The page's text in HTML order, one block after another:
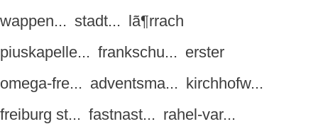
wappen... stadt... lã¶rrach
piuskapelle... frankschu... erster
omega-fre... adventsma... kirchhofw...
freiburg st... fastnast... rahel-var...